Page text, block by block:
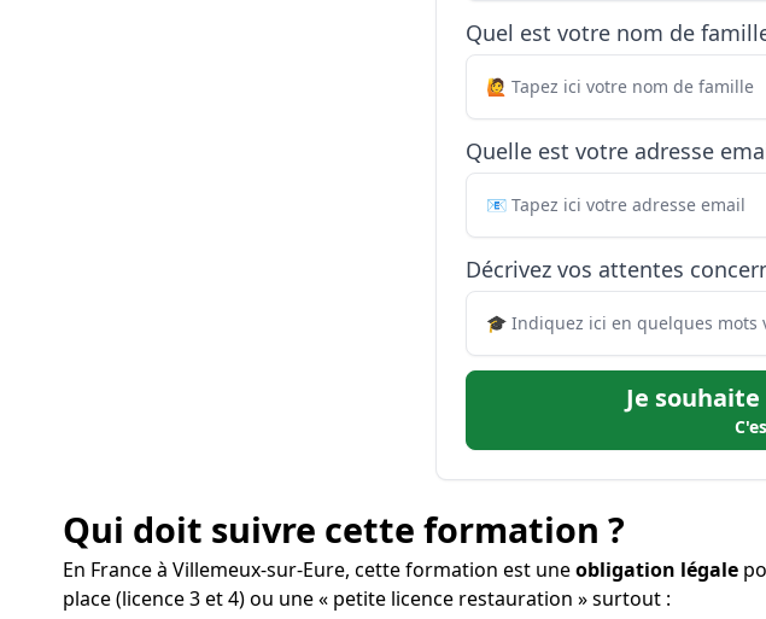
Quel est votre nom de
Quelle est votre adresse
Décrivez vos attentes
Je
Qui doit suivre cette formation ?
En France à Villemeux-sur-Eure, cette formation est uneobligation légale
place (licence 3 et 4) ou une « petite licence restauration » surtout :